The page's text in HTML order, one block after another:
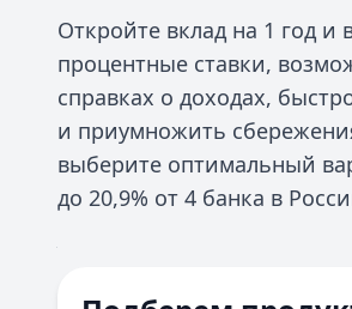
Откройте вклад на 1 год
процентные ставки,
справках о доходах,
и приумножить
выберите оптимальный
до 20,9% от 4 банка в
Валюта